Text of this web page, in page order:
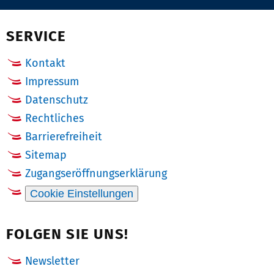
SERVICE
Kontakt
Impressum
Datenschutz
Rechtliches
Barrierefreiheit
Sitemap
Zugangseröffnungserklärung
Cookie Einstellungen
FOLGEN SIE UNS!
Newsletter